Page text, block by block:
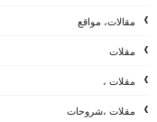
مقالات، مواقع
مقلات
مقلات ،
مقلات ،شروحات